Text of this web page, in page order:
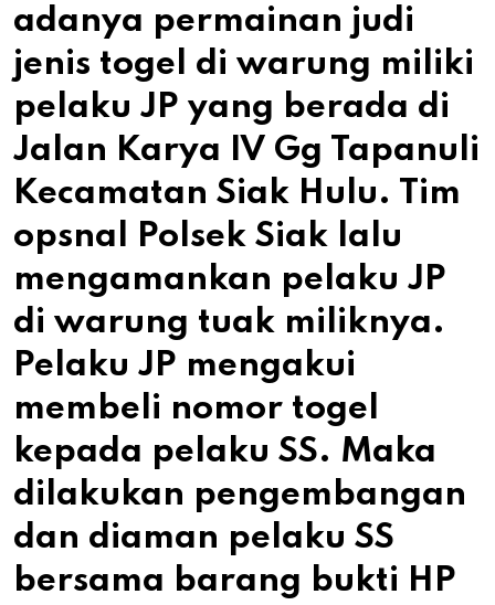
adanya permainan judi
jenis togel di warung miliki
pelaku JP yang berada di
Jalan Karya IV Gg Tapanuli
Kecamatan Siak Hulu. Tim
opsnal Polsek Siak lalu
mengamankan pelaku JP
di warung tuak miliknya.
Pelaku JP mengakui
membeli nomor togel
kepada pelaku SS. Maka
dilakukan pengembangan
dan diaman pelaku SS
bersama barang bukti HP